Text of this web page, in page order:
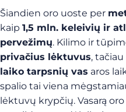
Šiandien oro uoste per
kaip 1,5 mln. keleivių ir
pervežimų. Kilimo ir
privačius lėktuvus, tačiau
laiko tarpsnių vas aros
spalio tai viena
lėktuvų krypčių. Vasarą